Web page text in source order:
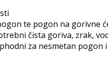
te pogon na
čista goriva, zrak,
za nesmetan